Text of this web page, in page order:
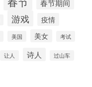
春节期间
游戏 疫情
美国 美女 考试
让人 诗人 过山车